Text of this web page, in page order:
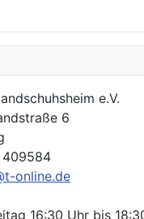
e.V.
6
409584
online.de
16:30 Uhr bis